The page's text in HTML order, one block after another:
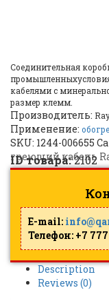
Соединительная
кабелями с
размер клемм.
Производитель:
Применение:
SKU: 1244-006655
греющий кабель
ID товара:2102
E-mail:
Телефон: +7
Description
Reviews (0)